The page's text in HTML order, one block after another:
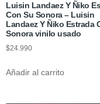
Luisin Landaez Y Ñiko
Con Su Sonora – Luisin
Landaez Y Ñiko Estrada
Sonora vinilo usado
$24.990
Añadir al carrito